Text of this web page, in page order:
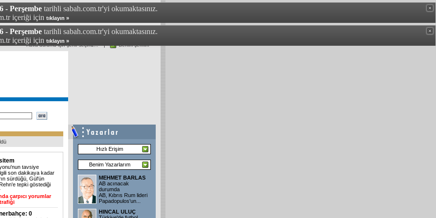
- Perşembe tarihli sabah.com.tr'yi okumaktasınız.
içeriği için tıklayın »
- Perşembe tarihli sabah.com.tr'yi okumaktasınız.
içeriği için tıklayın »
tavsiye
son dakikaya kadar
sürdüğü, Gül'ün
tepki göstediği
çarpıcı yorumlar
0
Hızlı Erişim
Benim Yazarlarım
MEHMET BARLAS
AB acınacak
durumda
AB, Kıbrıs Rum lideri
Papadopulos'un...
HINCAL ULUÇ
Benim şehrim
Hava durumu için şehir seçiniz...